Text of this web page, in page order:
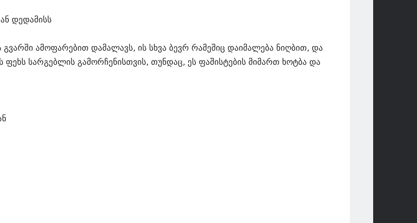
დედამისს
ამოფარებით დამალავს, ის სხვა ბევრ რამეშიც დაიმალება ნიღბით, და
სარგებლის გამორჩენისთვის, თუნდაც, ეს ფაშისტების მიმართ ხოტბა და